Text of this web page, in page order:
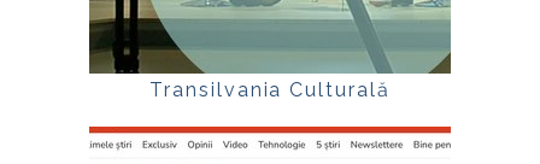
Transilvania Culturală